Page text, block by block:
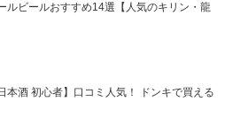
ルビールおすすめ14選【人気のキリン・龍
本酒 初心者】口コミ人気！ ドンキで買える